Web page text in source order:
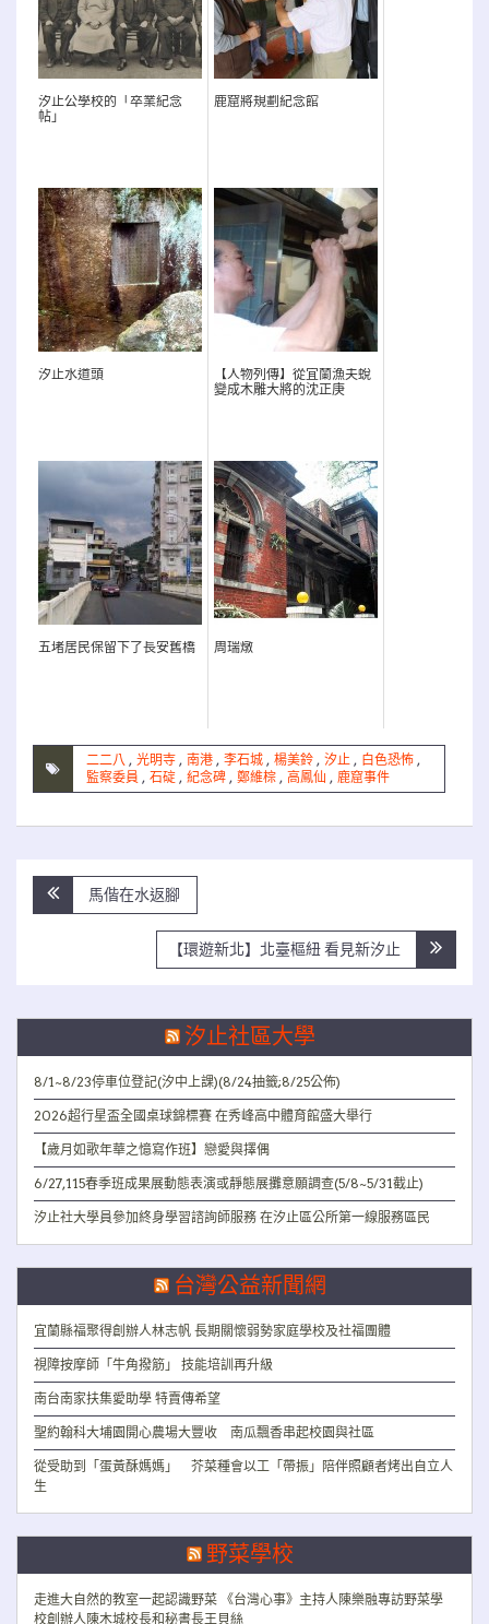
汐止公學校的「卒業紀念
帖」
鹿窟將規劃紀念館
汐止水道頭
【人物列傳】從宜蘭漁夫蛻
變成木雕大將的沈正庚
五堵居民保留下了長安舊橋 周瑞燉
二二八 , 光明寺 , 南港 , 李石城 , 楊美鈴 , 汐止 , 白色恐怖 ,
監察委員 , 石碇 , 紀念碑 , 鄭維棕 , 高鳳仙 , 鹿窟事件
文
章
馬偕在水返腳
【環遊新北】北臺樞紐 看見新汐止
汐止社區大學
8/1~8/23停車位登記(汐中上課)(8/24抽籤;8/25公佈)
2026超行星盃全國桌球錦標賽 在秀峰高中體育館盛大舉行
【歲月如歌年華之憶寫作班】戀愛與擇偶
6/27,115春季班成果展動態表演或靜態展攤意願調查(5/8~5/31截止)
汐止社大學員參加終身學習諮詢師服務 在汐止區公所第一線服務區民
台灣公益新聞網
宜蘭縣福聚得創辦人林志帆 長期關懷弱勢家庭學校及社福團體
視障按摩師「牛角撥筋」 技能培訓再升級
南台南家扶集愛助學 特賣傳希望
聖約翰科大埔園開心農場大豐收 南瓜飄香串起校園與社區
從受助到「蛋黃酥媽媽」 芥菜種會以工「帶振」陪伴照顧者烤出自立人
生
野菜學校
走進大自然的教室一起認識野菜 《台灣心事》主持人陳樂融專訪野菜學
校創辦人陳木城校長和秘書長王貝絲